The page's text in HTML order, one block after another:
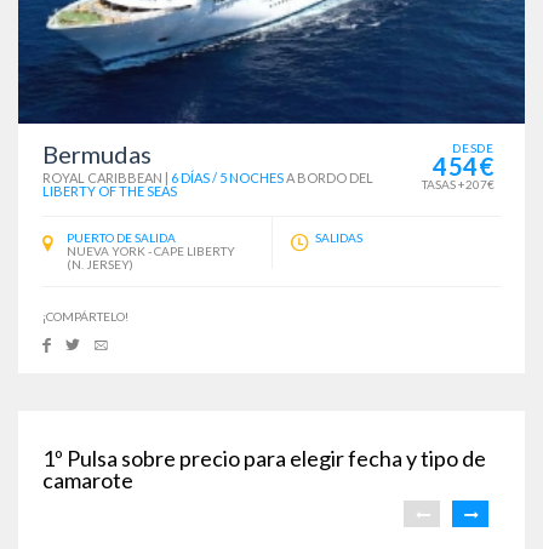
Bermudas
ROYAL CARIBBEAN 6 DÍAS / 5 NOCHESA BORDO DEL
LIBERTY OF THE SEAS
DESDE
454€
TASAS +207€
PUERTO DE SALIDA
NUEVA YORK - CAPE LIBERTY
(N. JERSEY)
SALIDAS
¡COMPÁRTELO!
1º Pulsa sobre precio para elegir fecha y tipo de
camarote